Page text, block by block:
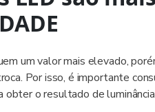
um valor mais elevado,
Por isso, é importante
o resultado de